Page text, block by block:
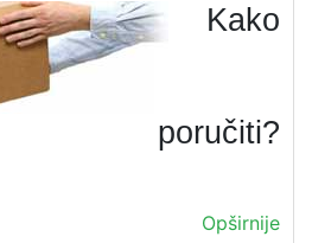
Kako
poručiti?
Opširnije